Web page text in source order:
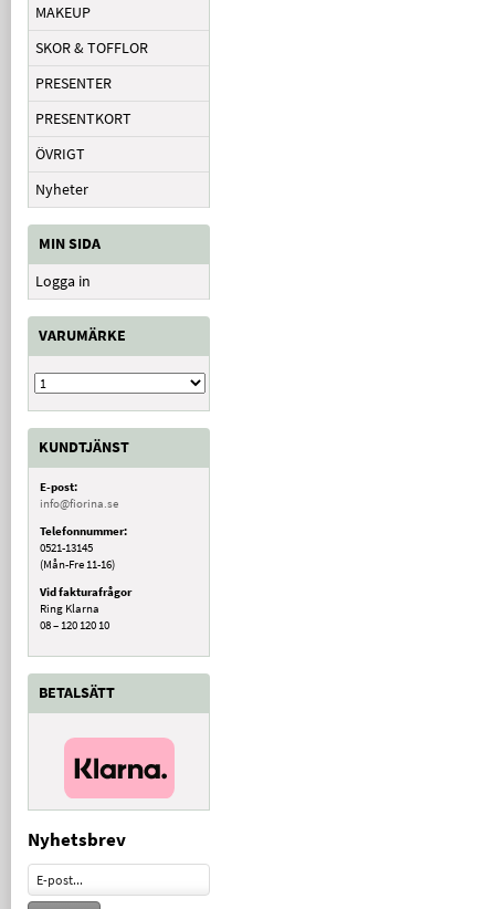
MAKEUP
SKOR & TOFFLOR
PRESENTER
PRESENTKORT
ÖVRIGT
Nyheter
MIN SIDA
Logga in
VARUMÄRKE
KUNDTJÄNST
E-post:
info@fiorina.se
Telefonnummer:
0521-13145
(Mån-Fre 11-16)
Vid fakturafrågor
Ring Klarna
08 – 120 120 10
BETALSÄTT
Nyhetsbrev